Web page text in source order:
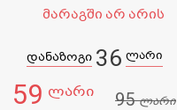
მარაგში არ არის
დანაზოგი 36 ლარი
59 ლარი 95ლარი